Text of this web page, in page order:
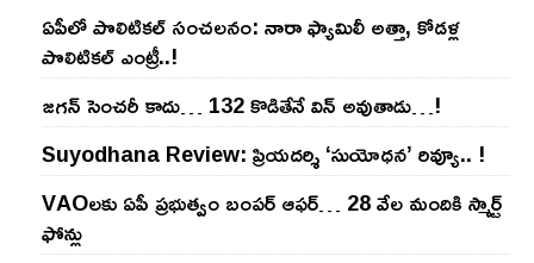
ఏపీలో పొలిటిక‌ల్ సంచ‌ల‌నం: నారా ఫ్యామిలీ అత్తా, కోడ‌ళ్ల
పొలిటికల్ ఎంట్రీ..!
జ‌గ‌న్ సెంచ‌రీ కాదు… 132 కొడితేనే విన్ అవుతాడు…!
Suyodhana Review: ప్రియదర్శి ‘సుయోధన’ రివ్యూ.. !
VAOల‌కు ఏపీ ప్ర‌భుత్వం బంప‌ర్ ఆఫ‌ర్‌… 28 వేల మందికి స్మార్ట్
ఫోన్లు